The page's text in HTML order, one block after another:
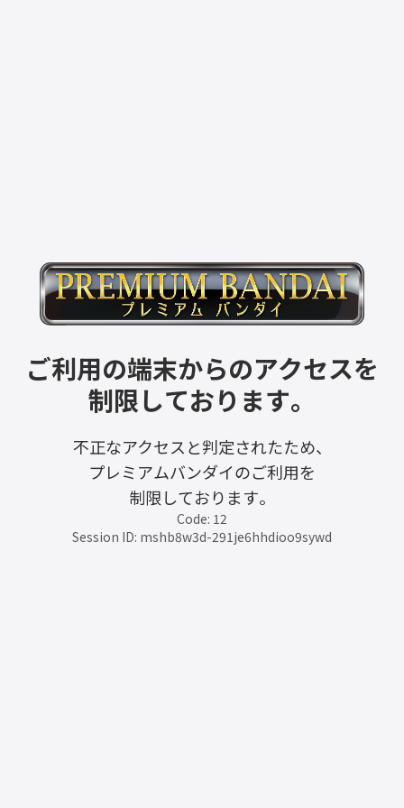
ご利用の端末からのアクセスを
制限しております。
不正なアクセスと判定されたため、
プレミアムバンダイのご利用を
制限しております。
Code: 12
Session ID: mshb8w3d-291je6hhdioo9sywd